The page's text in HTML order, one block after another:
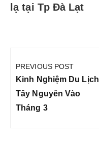
lạ tại Tp Đà Lạt
hướng
bài
viết
PREVIOUS POST
Previous
Post:
Kinh Nghiệm Du Lịch
Tây Nguyên Vào
Tháng 3